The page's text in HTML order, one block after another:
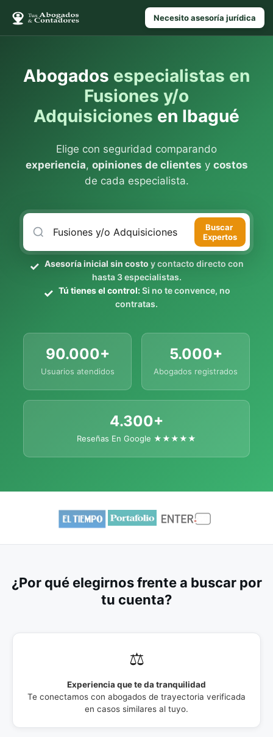
Necesito asesoría jurídica
Abogados especialistas en
Fusiones y/o
Adquisiciones en Ibagué
Elige con seguridad comparando
experiencia, opiniones de clientes y costos
de cada especialista.
Buscar
Expertos
Asesoría inicial sin costo y contacto directo con
hasta 3 especialistas.
Tú tienes el control:Si no te convence, no
contratas.
90.000+
Usuarios atendidos
5.000+
Abogados registrados
4.300+
Reseñas En Google ★★★★★
¿Por qué elegirnos frente a buscar por
tu cuenta?
⚖️
Experiencia que te da tranquilidad
Te conectamos con abogados de trayectoria verificada
en casos similares al tuyo.